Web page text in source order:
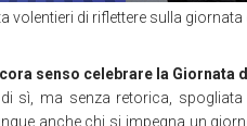
volentieri di riflettere sulla
senso celebrare la Giornata
di sì, ma senza retorica,
anche chi si impegna un